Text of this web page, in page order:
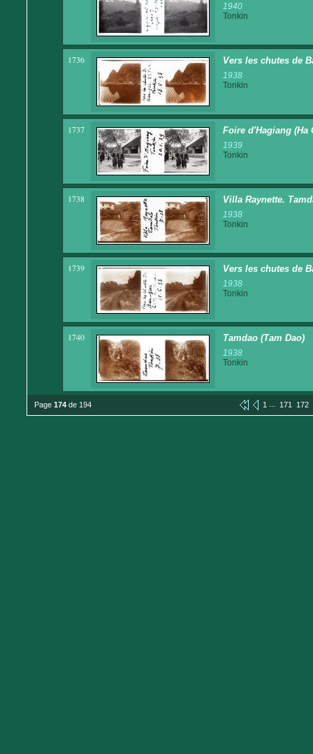
1940
Tonkin
1736 Vers les chutes de
1938
Tonkin
1737 Foire d'Hagiang (Ha
1939
Tonkin
1738 Villa Raynette.
1938
Tonkin
1739 Vers les chutes de
1938
Tonkin
1740 Tamdao (Tam Dao)
1938
Tonkin
Page 174 de 194 1 ... 171 172